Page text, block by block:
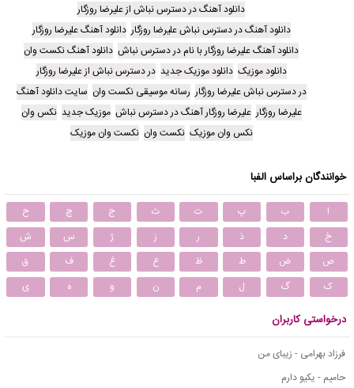
دانلود آهنگ در دسترس نباش از علیرضا روزگار
دانلود آهنگ در دسترس نباش علیرضا روزگار دانلود آهنگ علیرضا روزگار
دانلود آهنگ علیرضا روزگار با نام در دسترس نباش دانلود آهنگ نکست وان
دانلود موزیک دانلود موزیک جدید در دسترس نباش از علیرضا روزگار
در دسترس نباش علیرضا روزگار رسانه موسیقی نکست وان سایت دانلود آهنگ
علیرضا روزگار علیرضا روزگار آهنگ در دسترس نباش موزیک جدید نکس وان
نکس وان موزیک نکست وان نکست وان موزیک
خوانندگان براساس الفبا
ا ب پ ت ث ج چ
ح
خ
د ذ ر ز ژ س
ش
ص
ض ط ظ ع غ ف
ق
ک
گ ل م ن و ه ی
درخواستی کاربران
فرزاد بهرامی - زیبای من
حامیم - یکیو دارم